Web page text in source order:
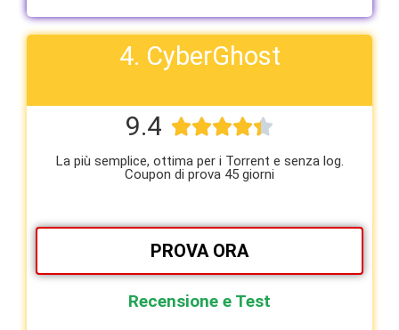
4. CyberGhost
9.4 
La più semplice, ottima per i Torrent e senza log.
Coupon di prova 45 giorni
PROVA ORA
Recensione e Test